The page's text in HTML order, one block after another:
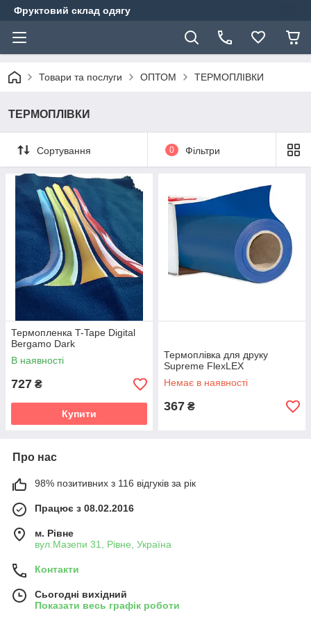
Фруктовий склад одягу
Товари та послуги ОПТОМ ТЕРМОПЛІВКИ
ТЕРМОПЛІВКИ
Сортування 0 Фільтри
Термопленка T-Tape Digital
Bergamo Dark
В наявності
727 ₴
Купити
Термоплівка для друку
Supreme FlexLEX
Немає в наявності
367 ₴
Про нас
98% позитивних з 116 відгуків за рік
Працює з 08.02.2016
м. Рівне
вул.Мазепи 31, Рівне, Україна
Контакти
Сьогодні вихідний
Показати весь графік роботи